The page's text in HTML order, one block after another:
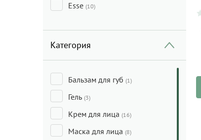
Esse (10)
Категория
Бальзам для губ (1)
Гель (3)
Крем для лица (16)
Маска для лица (8)